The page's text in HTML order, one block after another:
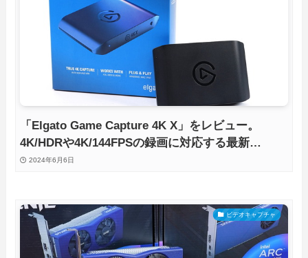
「Elgato Game Capture 4K X」をレビュー。
4K/HDRや4K/144FPSの録画に対応する最新
HDMI2.1搭載ビデオキャプチャを徹底検証
2024年6月6日
ビデオキャプチャ